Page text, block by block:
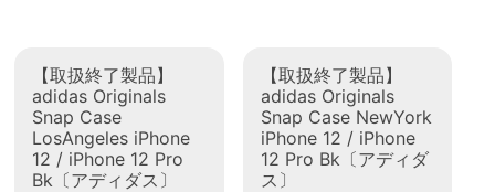
【取扱終了製品】
adidas Originals
Snap Case
LosAngeles iPhone
12 / iPhone 12 Pro
Bk〔アディダス〕
【取扱終了製品】
adidas Originals
Snap Case NewYork
iPhone 12 / iPhone
12 Pro Bk〔アディダ
ス〕